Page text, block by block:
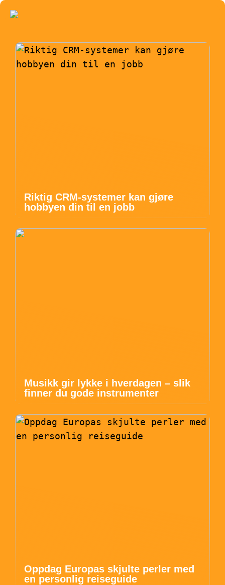
Riktig CRM-systemer kan gjøre
hobbyen din til en jobb
Musikk gir lykke i hverdagen – slik
finner du gode instrumenter
Oppdag Europas skjulte perler med
en personlig reiseguide